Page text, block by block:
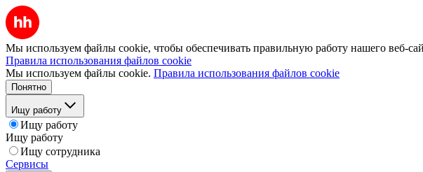
Мы используем файлы cookie, чтобы обеспечивать правильную работу нашего веб-
Правила использования файлов cookie
Мы используем файлы cookie. Правила использования файлов cookie
Понятно
Ищу работу
Ищу работу
Ищу работу
Ищу сотрудника
Сервисы